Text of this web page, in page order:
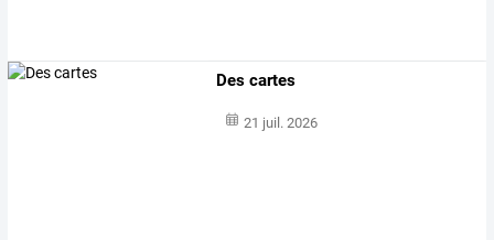
Des cartes
21 juil. 2026